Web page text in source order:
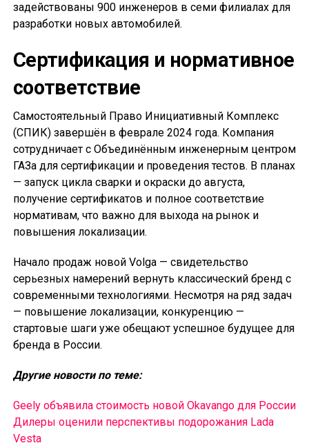
задействованы 900 инженеров в семи филиалах для
разработки новых автомобилей.
Сертификация и нормативное
соответствие
Самостоятельный Право Инициативный Комплекс
(СПИК) завершён в феврале 2024 года. Компания
сотрудничает с Объединённым инженерным центром
ГАЗа для сертификации и проведения тестов. В планах
— запуск цикла сварки и окраски до августа,
получение сертификатов и полное соответствие
нормативам, что важно для выхода на рынок и
повышения локализации.
Начало продаж новой Volga — свидетельство
серьезных намерений вернуть классический бренд с
современными технологиями. Несмотря на ряд задач
— повышение локализации, конкуренцию —
стартовые шаги уже обещают успешное будущее для
бренда в России.
Другие новости по теме:
Geely объявила стоимость новой Okavango для России
Дилеры оценили перспективы подорожания Lada
Vesta